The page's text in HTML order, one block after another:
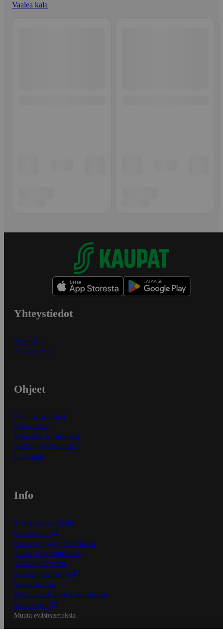
Vaalea kala
Yhteystiedot
Myymälät
Asiakaspalvelu
Ohjeet
Ensitilaajan ohjeet
Näin maksat
Näin tilaat ja muokkaat
Kaikki ohjeet ja vinkit
In English
Info
S-Business yrityksille
Oiva-raportit
Osuuskauppojen yhteystiedot
Tilaus- ja toimitusehdot
Tietosuojakäytäntö
Palvelun käyttöehdot
Saavutettavuus
Mobiilisovelluksen saavutettavuus
Mainostajalle
Muuta evästeasetuksia